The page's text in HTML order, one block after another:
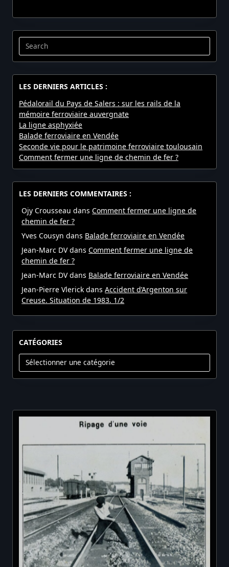
Search
for:
LES DERNIERS ARTICLES :
Pédalorail du Pays de Salers : sur les rails de la
mémoire ferroviaire auvergnate
La ligne asphyxiée
Balade ferroviaire en Vendée
Seconde vie pour le patrimoine ferroviaire toulousain
Comment fermer une ligne de chemin de fer ?
LES DERNIERS COMMENTAIRES :
Ojy Crousseau dansComment fermer une ligne de
chemin de fer ?
Yves Cousyn dans Balade ferroviaire en Vendée
Jean-Marc DVdansComment fermer une ligne de
chemin de fer ?
Jean-Marc DVdans Balade ferroviaire en Vendée
Jean-Pierre Vlerick dansAccident d’Argenton sur
Creuse. Situation de 1983. 1/2
CATÉGORIES
Catégories